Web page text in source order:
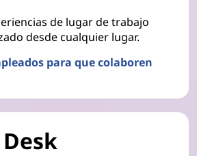
de lugar de trabajo
desde cualquier lugar.
para que colaboren